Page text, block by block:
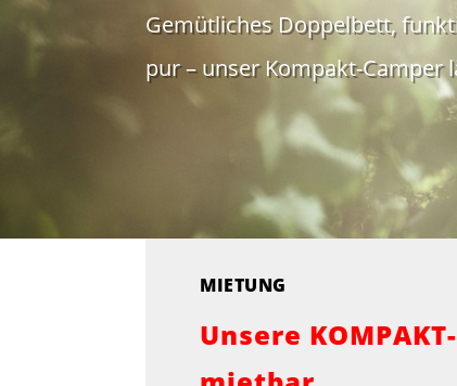
Gemütliches Doppelbett,
pur – unser Kompakt-Camper
MIETUNG
Unsere